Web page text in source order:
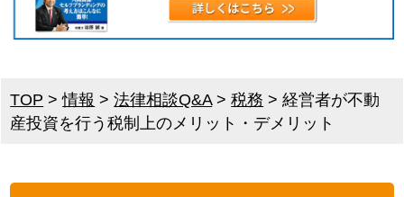
TOP >情報 >法律相談Q&A>税務 >経営者が不動
産投資を行う税制上のメリット・デメリット